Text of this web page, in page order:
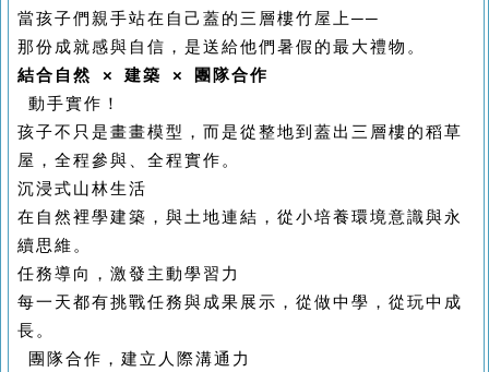
當孩子們親手站在自己蓋的三層樓竹屋上──
那份成就感與自信，是送給他們暑假的最大禮物。
結合自然 × 建築 × 團隊合作
動手實作！
孩子不只是畫畫模型，而是從整地到蓋出三層樓的稻草
屋，全程參與、全程實作。
沉浸式山林生活
在自然裡學建築，與土地連結，從小培養環境意識與永
續思維。
任務導向，激發主動學習力
每一天都有挑戰任務與成果展示，從做中學，從玩中成
長。
團隊合作，建立人際溝通力